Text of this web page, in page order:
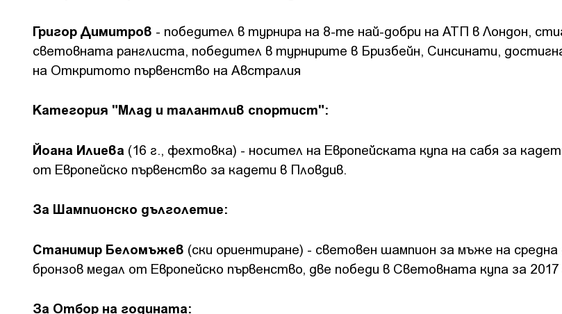
Григор Димитров - победител в турнира на 8-те най-добри на АТП в Лондон,
световната ранглиста, победител в турнирите в Бризбейн, Синсинати,
на Откритото първенство на Австралия
Категория "Млад и талантлив спортист":
Йоана Илиева (16 г., фехтовка) - носител на Европейската купа на сабя за
от Европейско първенство за кадети в Пловдив.
За Шампионско дълголетие:
Станимир Беломъжев (ски ориентиране) - световен шампион за мъже на средна
бронзов медал от Европейско първенство, две победи в Световната купа за 2017
За Отбор на годината: